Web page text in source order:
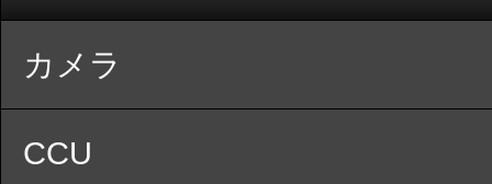
カメラ
CCU